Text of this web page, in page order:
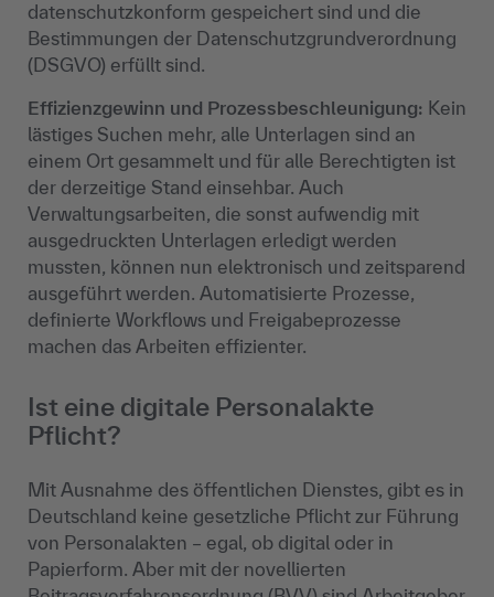
datenschutzkonform gespeichert sind und die
Bestimmungen der Datenschutzgrundverordnung
(DSGVO) erfüllt sind.
Effizienzgewinn und Prozessbeschleunigung: Kein
lästiges Suchen mehr, alle Unterlagen sind an
einem Ort gesammelt und für alle Berechtigten ist
der derzeitige Stand einsehbar. Auch
Verwaltungsarbeiten, die sonst aufwendig mit
ausgedruckten Unterlagen erledigt werden
mussten, können nun elektronisch und zeitsparend
ausgeführt werden. Automatisierte Prozesse,
definierte Workflows und Freigabeprozesse
machen das Arbeiten effizienter.
Ist eine digitale Personalakte
Pflicht?
Mit Ausnahme des öffentlichen Dienstes, gibt es in
Deutschland keine gesetzliche Pflicht zur Führung
von Personalakten – egal, ob digital oder in
Papierform. Aber mit der novellierten